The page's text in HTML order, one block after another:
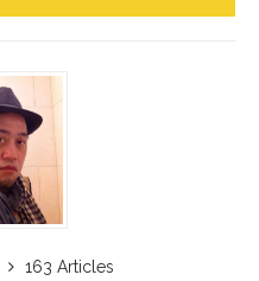
163 Articles